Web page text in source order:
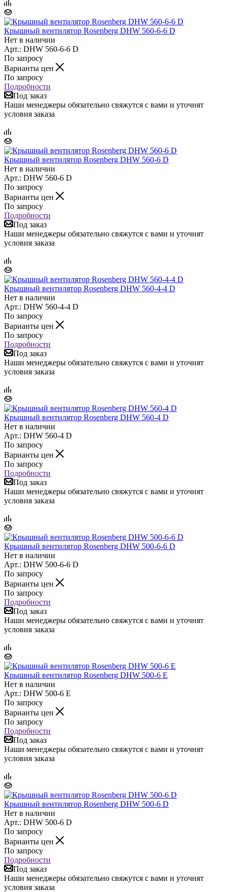
Крышный вентилятор Rosenberg DHW 560-6-6 D
Нет в наличии
Арт.: DHW 560-6-6 D
По запросу
Варианты цен
По запросу
Подробности
Под заказ
Наши менеджеры обязательно свяжутся с вами и уточнят
условия заказа
Крышный вентилятор Rosenberg DHW 560-6 D
Нет в наличии
Арт.: DHW 560-6 D
По запросу
Варианты цен
По запросу
Подробности
Под заказ
Наши менеджеры обязательно свяжутся с вами и уточнят
условия заказа
Крышный вентилятор Rosenberg DHW 560-4-4 D
Нет в наличии
Арт.: DHW 560-4-4 D
По запросу
Варианты цен
По запросу
Подробности
Под заказ
Наши менеджеры обязательно свяжутся с вами и уточнят
условия заказа
Крышный вентилятор Rosenberg DHW 560-4 D
Нет в наличии
Арт.: DHW 560-4 D
По запросу
Варианты цен
По запросу
Подробности
Под заказ
Наши менеджеры обязательно свяжутся с вами и уточнят
условия заказа
Крышный вентилятор Rosenberg DHW 500-6-6 D
Нет в наличии
Арт.: DHW 500-6-6 D
По запросу
Варианты цен
По запросу
Подробности
Под заказ
Наши менеджеры обязательно свяжутся с вами и уточнят
условия заказа
Крышный вентилятор Rosenberg DHW 500-6 E
Нет в наличии
Арт.: DHW 500-6 E
По запросу
Варианты цен
По запросу
Подробности
Под заказ
Наши менеджеры обязательно свяжутся с вами и уточнят
условия заказа
Крышный вентилятор Rosenberg DHW 500-6 D
Нет в наличии
Арт.: DHW 500-6 D
По запросу
Варианты цен
По запросу
Подробности
Под заказ
Наши менеджеры обязательно свяжутся с вами и уточнят
условия заказа